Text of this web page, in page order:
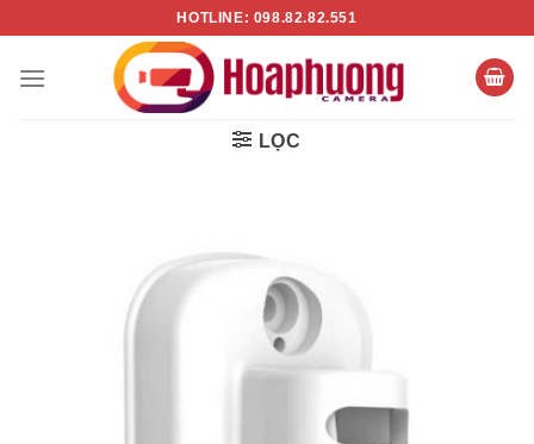
nội
HOTLINE: 098.82.82.551
LỌC